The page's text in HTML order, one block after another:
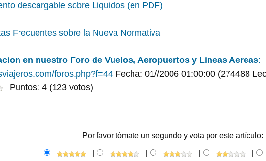
descargable sobre Liquidos (en PDF)
Frecuentes sobre la Nueva Normativa
en nuestro Foro de Vuelos, Aeropuertos y Lineas Aereas:
foros.php?f=44 Fecha: 01//2006 01:00:00 (274488
Puntos: 4 (123 votos)
Por favor tómate un segundo y vota por este artículo: